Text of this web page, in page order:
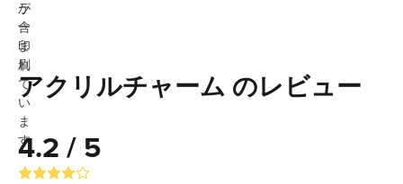
アクリルチャーム のレビュー
4.2 / 5